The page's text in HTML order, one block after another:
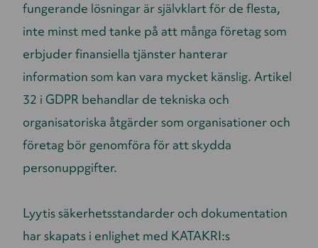
fungerande lösningar är självklart för de flesta,
inte minst med tanke på att många företag som
erbjuder finansiella tjänster hanterar
information som kan vara mycket känslig. Artikel
32 i GDPR behandlar de tekniska och
organisatoriska åtgärder som organisationer och
företag bör genomföra för att skydda
personuppgifter.
Lyytis säkerhetsstandarder och dokumentation
har skapats i enlighet med KATAKRI:s